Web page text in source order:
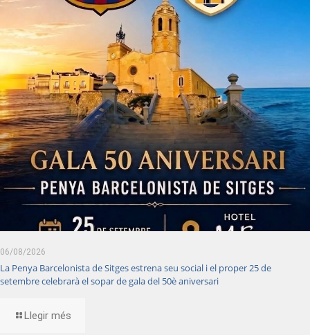
06/08/2026
La Penya Barcelonista de Sitges estrena seu social i el proper 25 de
setembre celebrarà el sopar de gala del 50è aniversari
Llegir més